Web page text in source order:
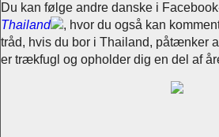
Du kan følge andre danske i
Thailand
, hvor du også kan
tråd, hvis du bor i Thailand, påtænker
er trækfugl og opholder dig en del af